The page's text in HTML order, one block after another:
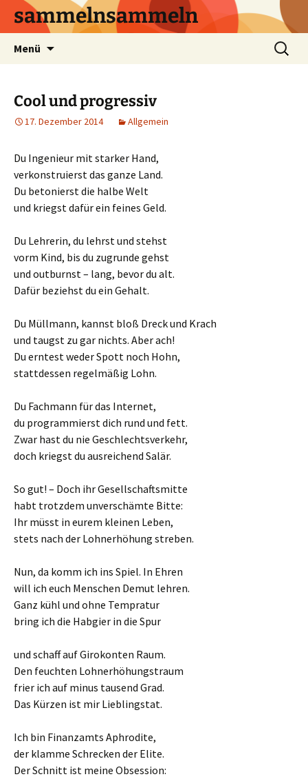
sammelnsammeln
Menü
Suchen
nach:
Cool und progressiv
17. Dezember 2014 Allgemein
Du Ingenieur mit starker Hand,
verkonstruierst das ganze Land.
Du betonierst die halbe Welt
und kriegst dafür ein feines Geld.
Du Lehrerin, du lehrst und stehst
vorm Kind, bis du zugrunde gehst
und outburnst – lang, bevor du alt.
Dafür beziehst du ein Gehalt.
Du Müllmann, kannst bloß Dreck und Krach
und taugst zu gar nichts. Aber ach!
Du erntest weder Spott noch Hohn,
stattdessen regelmäßig Lohn.
Du Fachmann für das Internet,
du programmierst dich rund und fett.
Zwar hast du nie Geschlechtsverkehr,
doch kriegst du ausreichend Salär.
So gut! – Doch ihr Gesellschaftsmitte
habt trotzdem unverschämte Bitte:
Ihr müsst in eurem kleinen Leben,
stets nach der Lohnerhöhung streben.
Nun, da komm ich ins Spiel. In Ehren
will ich euch Menschen Demut lehren.
Ganz kühl und ohne Tempratur
bring ich die Habgier in die Spur
und schaff auf Girokonten Raum.
Den feuchten Lohnerhöhungstraum
frier ich auf minus tausend Grad.
Das Kürzen ist mir Lieblingstat.
Ich bin Finanzamts Aphrodite,
der klamme Schrecken der Elite.
Der Schnitt ist meine Obsession: